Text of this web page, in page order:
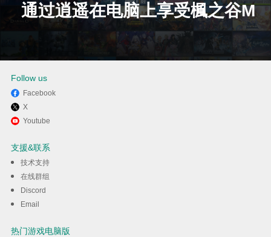
通过逍遥在电脑上享受楓之谷M
Follow us
Facebook
X
Youtube
支援&联系
技术支持
在线群组
Discord
Email
热门游戏电脑版